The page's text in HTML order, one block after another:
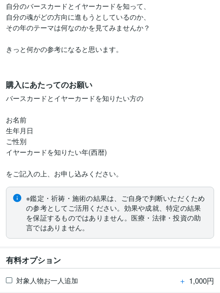
自分のバースカードとイヤーカードを知って、
自分の魂がどの方向に進もうとしているのか、
その年のテーマは何なのかを見てみませんか？
きっと何かの参考になると思います。
購入にあたってのお願い
バースカードとイヤーカードを知りたい方の
お名前
生年月日
ご性別
イヤーカードを知りたい年(西暦)
をご記入の上、お申し込みください。
※鑑定・祈祷・施術の結果は、ご自身で判断いただくため
の参考としてご活用ください。効果や成就、特定の結果
を保証するものではありません。医療・法律・投資の助
言ではありません。
有料オプション
対象人物お一人追加 ＋ 1,000円